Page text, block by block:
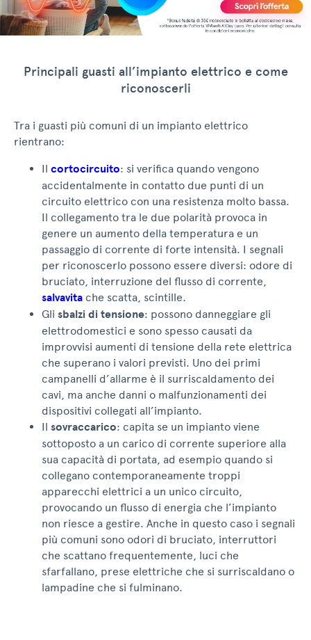
Principali guasti all’impianto elettrico e come
riconoscerli
Tra i guasti più comuni di un impianto elettrico
rientrano:
Il cortocircuito: si verifica quando vengono
accidentalmente in contatto due punti di un
circuito elettrico con una resistenza molto bassa.
Il collegamento tra le due polarità provoca in
genere un aumento della temperatura e un
passaggio di corrente di forte intensità. I segnali
per riconoscerlo possono essere diversi: odore di
bruciato, interruzione del flusso di corrente,
salvavita che scatta, scintille.
Gli sbalzi di tensione: possono danneggiare gli
elettrodomestici e sono spesso causati da
improvvisi aumenti di tensione della rete elettrica
che superano i valori previsti. Uno dei primi
campanelli d’allarme è il surriscaldamento dei
cavi, ma anche danni o malfunzionamenti dei
dispositivi collegati all’impianto.
Il sovraccarico: capita se un impianto viene
sottoposto a un carico di corrente superiore alla
sua capacità di portata, ad esempio quando si
collegano contemporaneamente troppi
apparecchi elettrici a un unico circuito,
provocando un flusso di energia che l’impianto
non riesce a gestire. Anche in questo caso i segnali
più comuni sono odori di bruciato, interruttori
che scattano frequentemente, luci che
sfarfallano, prese elettriche che si surriscaldano o
lampadine che si fulminano.